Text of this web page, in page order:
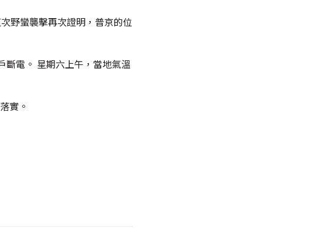
野蠻襲擊再次證明，普京的位
斷電。 星期六上午，當地氣溫
實。